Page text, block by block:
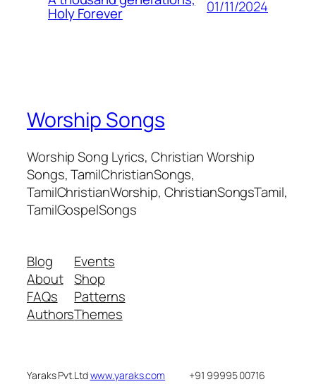
Holy Forever 01/11/2024
Worship Songs
Worship Song Lyrics, Christian Worship
Songs, TamilChristianSongs,
TamilChristianWorship, ChristianSongsTamil,
TamilGospelSongs
Blog
About
FAQs
Authors
Events
Shop
Patterns
Themes
Yaraks Pvt.Ltdwww.yaraks.com +91 99995 00716